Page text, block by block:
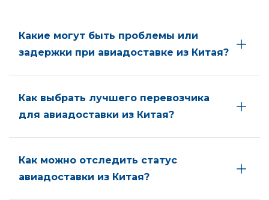
Какие могут быть проблемы или
задержки при авиадоставке из Китая?
Как выбрать лучшего перевозчика
для авиадоставки из Китая?
Как можно отследить статус
авиадоставки из Китая?